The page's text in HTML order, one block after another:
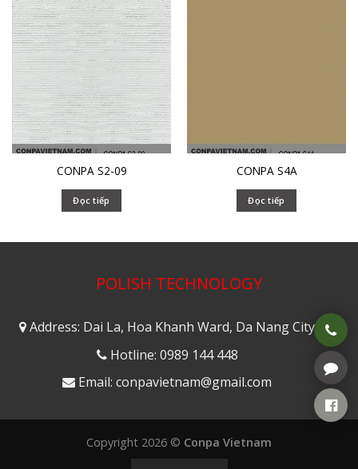
CONPA S2-09
Đọc tiếp
CONPA S4A
Đọc tiếp
POLISH TECHNOLOGY
Address: Dai La, Hoa Khanh Ward, Da Nang City
Hotline: 0989 144 448
Email: conpavietnam@gmail.com
Copyright 2026 © Conpa Vietnam